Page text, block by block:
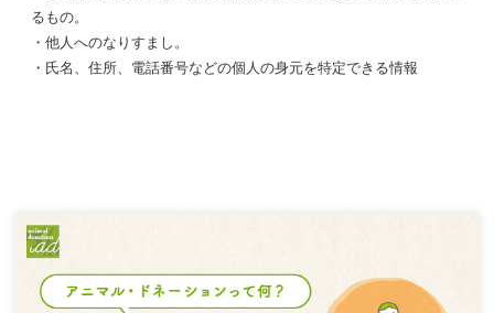
るもの。
・他人へのなりすまし。
・氏名、住所、電話番号などの個人の身元を特定できる情報